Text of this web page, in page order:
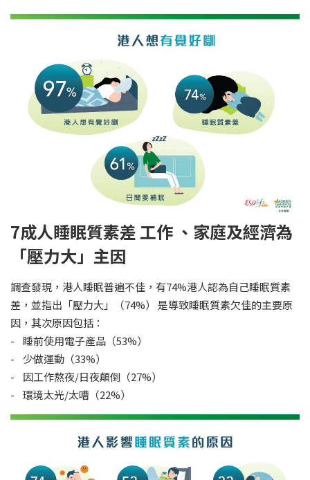
7成人睡眠質素差 工作 、家庭及經濟為
「壓力大」主因
調查發現，港人睡眠普遍不佳，有74%港人認為自己睡眠質素
差，並指出「壓力大」（74%） 是導致睡眠質素欠佳的主要原
因，其次原因包括：
- 睡前使用電子產品（53%）
- 少做運動（33%）
- 因工作熬夜/日夜顛倒（27%）
- 環境太光/太嘈（22%）